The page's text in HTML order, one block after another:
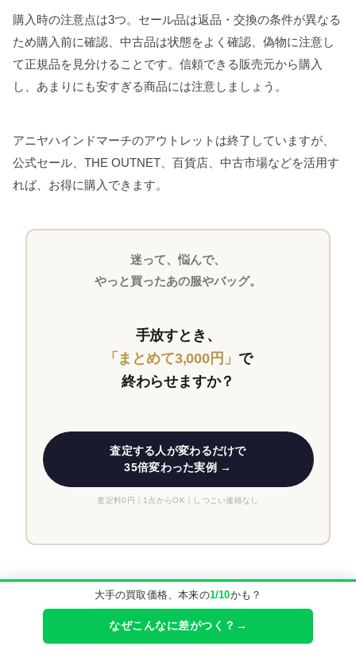
大手の買取価格、本来の1/10かも？
なぜこんなに差がつく？→
購入時の注意点は3つ。セール品は返品・交換の条件が異なる
ため購入前に確認、中古品は状態をよく確認、偽物に注意し
て正規品を見分けることです。信頼できる販売元から購入
し、あまりにも安すぎる商品には注意しましょう。
アニヤハインドマーチのアウトレットは終了していますが、
公式セール、THE OUTNET、百貨店、中古市場などを活用す
れば、お得に購入できます。
迷って、悩んで、
やっと買ったあの服やバッグ。
手放すとき、
「まとめて3,000円」 で
終わらせますか？
査定する人が変わるだけで
35倍変わった実例 →
査定料0円｜1点からOK｜しつこい連絡なし
Anya Hindmarch(アニヤハインドマーチ)
ブランド知識
Anya Hindmarch(アニヤハインドマーチ)